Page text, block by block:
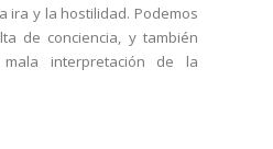
ira y la hostilidad. Podemos
de conciencia, y también
interpretación de la